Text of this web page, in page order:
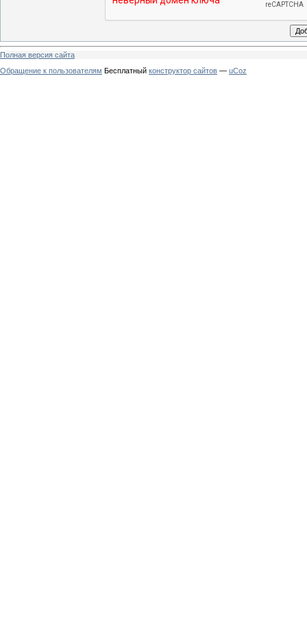
Полная версия сайта
Обращение к пользователям Бесплатный конструктор сайтов — uCoz